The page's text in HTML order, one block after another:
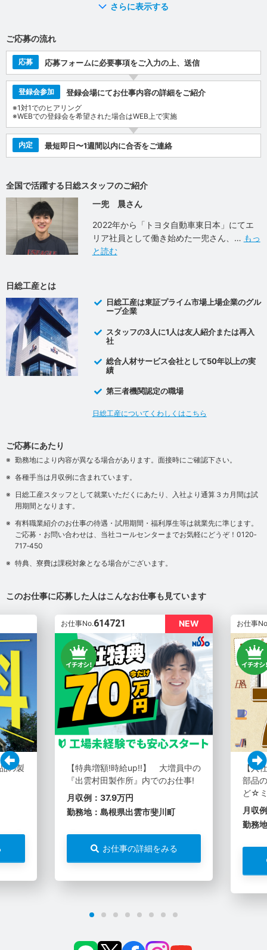
さらに表示する
ご応募の流れ
応募 応募フォームに必要事項をご入力の上、送信
登録会参加 登録会場にてお仕事内容の詳細をご紹介
※1対1でのヒアリング
※WEBでの登録会を希望された場合はWEB上で実施
内定 最短即日〜1週間以内に合否をご連絡
全国で活躍する日総スタッフのご紹介
一兜 晨さん
2022年から「トヨタ自動車東日本」にてエ
リア社員として働き始めた一兜さん、
もっ
と読む
日総工産とは
日総工産は東証プライム市場上場企業のグル
ープ企業
スタッフの3人に1人は友人紹介または再入
社
総合人材サービス会社として50年以上の実
績
第三者機関認定の職場
日総工産についてくわしくはこちら
ご応募にあたり
勤務地により内容が異なる場合があります。面接時にご確認下さい。
各種手当は月収例に含まれています。
日総工産スタッフとして就業いただくにあたり、入社より通算３カ月間は試
用期間となります。
有料職業紹介のお仕事の待遇・試用期間・福利厚生等は就業先に準じます。
ご応募・お問い合わせは、当社コールセンターまでお気軽にどうぞ！0120‐
717‐450
特典、寮費は課税対象となる場合がございます。
このお仕事に応募した人はこんなお仕事も見ています
の製
NEW
お仕事No.614721
【特典増額!時給up!!】 大増員中の
『出雲村田製作所』内でのお仕事!
月収例：37.9万円
勤務地：島根県出雲市斐川町
お仕事の詳細をみる
お仕事
【
部品
ど☆
月収
勤務